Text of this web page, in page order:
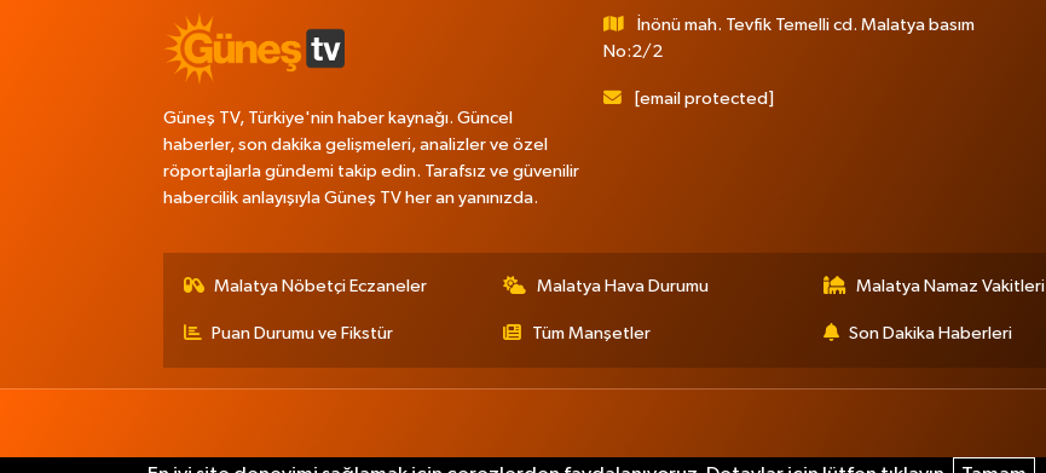
Güneş TV, Türkiye'nin haber kaynağı. Güncel
haberler, son dakika gelişmeleri, analizler ve özel
röportajlarla gündemi takip edin. Tarafsız ve güvenilir
habercilik anlayışıyla Güneş TV her an yanınızda.
İnönü mah. Tevfik Temelli cd. Malatya basım
No:2/2
[email protected]
Malatya Nöbetçi Eczaneler Malatya Hava Durumu Malatya Namaz Vakitleri
Puan Durumu ve Fikstür Tüm Manşetler Son Dakika Haberleri